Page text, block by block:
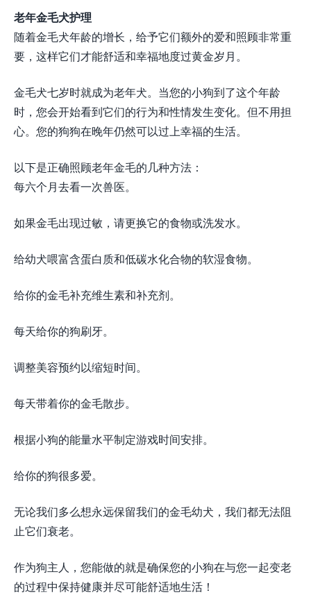
老年金毛犬护理
随着金毛犬年龄的增长，给予它们额外的爱和照顾非常重
要，这样它们才能舒适和幸福地度过黄金岁月。
金毛犬七岁时就成为老年犬。当您的小狗到了这个年龄
时，您会开始看到它们的行为和性情发生变化。但不用担
心。您的狗狗在晚年仍然可以过上幸福的生活。
以下是正确照顾老年金毛的几种方法：
每六个月去看一次兽医。
如果金毛出现过敏，请更换它的食物或洗发水。
给幼犬喂富含蛋白质和低碳水化合物的软湿食物。
给你的金毛补充维生素和补充剂。
每天给你的狗刷牙。
调整美容预约以缩短时间。
每天带着你的金毛散步。
根据小狗的能量水平制定游戏时间安排。
给你的狗很多爱。
无论我们多么想永远保留我们的金毛幼犬，我们都无法阻
止它们衰老。
作为狗主人，您能做的就是确保您的小狗在与您一起变老
的过程中保持健康并尽可能舒适地生活！